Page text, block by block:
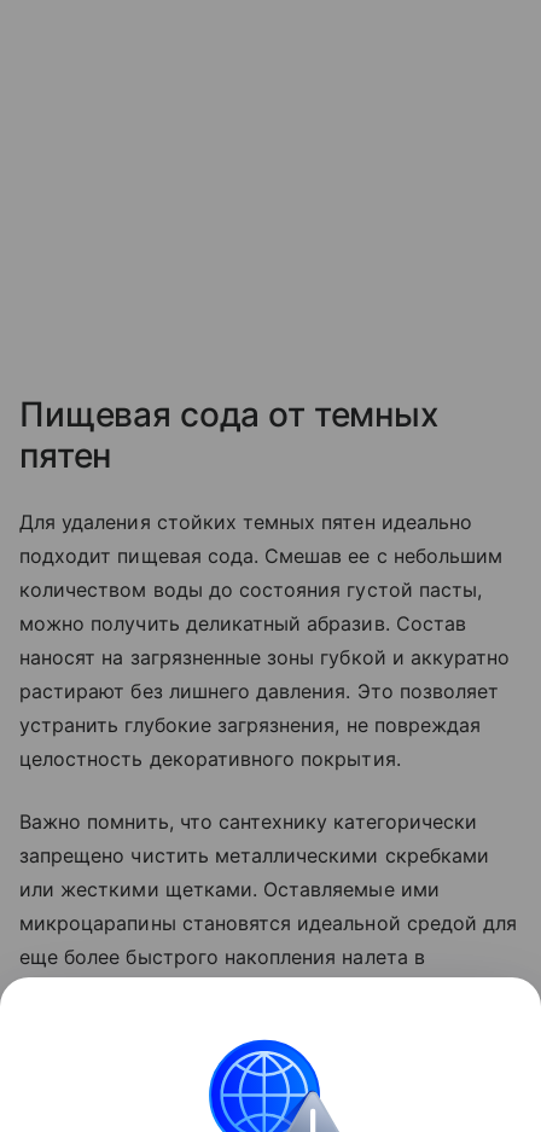
Пищевая сода от темных
пятен
Для удаления стойких темных пятен идеально
подходит пищевая сода. Смешав ее с небольшим
количеством воды до состояния густой пасты,
можно получить деликатный абразив. Состав
наносят на загрязненные зоны губкой и аккуратно
растирают без лишнего давления. Это позволяет
устранить глубокие загрязнения, не повреждая
целостность декоративного покрытия.
Важно помнить, что сантехнику категорически
запрещено чистить металлическими скребками
или жесткими щетками. Оставляемые ими
микроцарапины становятся идеальной средой для
еще более быстрого накопления налета в
смесителям выглядеть безупречно без лишних